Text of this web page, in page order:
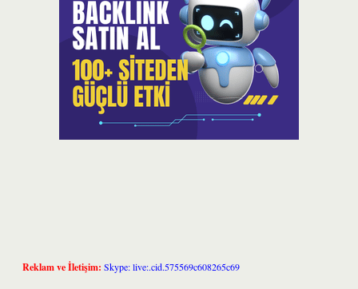
Reklam ve İletişim: Skype: live:.cid.575569c608265c69